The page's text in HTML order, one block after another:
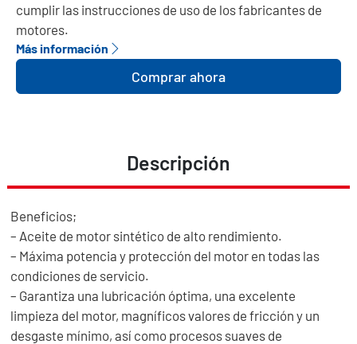
cumplir las instrucciones de uso de los fabricantes de
motores.
Más información
Comprar ahora
Descripción
Beneficios;
– Aceite de motor sintético de alto rendimiento.
– Máxima potencia y protección del motor en todas las
condiciones de servicio.
– Garantiza una lubricación óptima, una excelente
limpieza del motor, magníficos valores de fricción y un
desgaste mínimo, así como procesos suaves de